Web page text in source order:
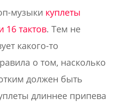
музыки куплеты
16 тактов. Тем не
какого-то
о том, насколько
должен быть
длиннее припева